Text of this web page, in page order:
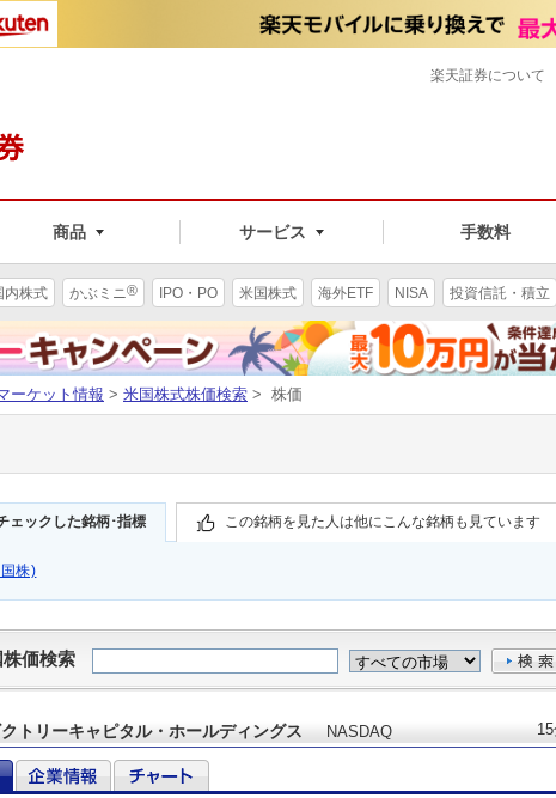
商品 サービス 手数料
楽天証券について
内株式 かぶミニ® IPO・PO 米国株式 海外ETF NISA 投資信託・積立
ーケット情報 > 米国株式株価検索 > 株価
ェックした銘柄･指標 この銘柄を見た人は他にこんな銘柄も見ています
株)